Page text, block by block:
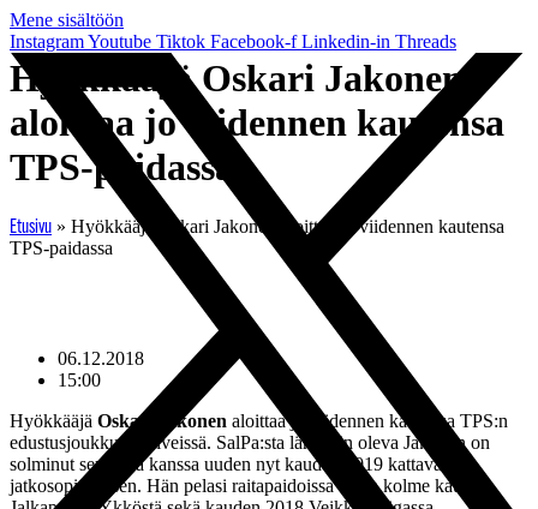
Mene sisältöön
InstagramYoutube Tiktok Facebook-f Linkedin-in Threads
Hyökkääjä Oskari Jakonen
aloittaa jo viidennen kautensa
TPS-paidassa
Etusivu » Hyökkääjä Oskari Jakonen aloittaa jo viidennen kautensa
TPS-paidassa
06.12.2018
15:00
Hyökkääjä Oskari Jakonen aloittaa jo viidennen kautensa TPS:n
edustusjoukkueen riveissä. SalPa:sta lähtöisin oleva Jakonen on
solminut seuransa kanssa uuden nyt kauden 2019 kattavan
jatkosopimuksen. Hän pelasi raitapaidoissa ensin kolme kautta